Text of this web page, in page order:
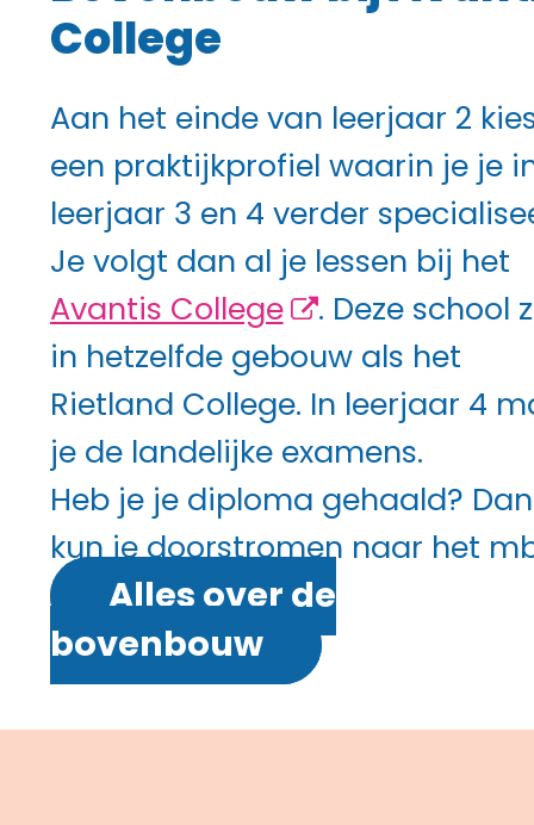
College
Aan het einde van leerjaar 2
een praktijkprofiel waarin je je
leerjaar 3 en 4 verder
Je volgt dan al je lessen bij het
Avantis College
. Deze school
in hetzelfde gebouw als het
Rietland College. In leerjaar 4
je de landelijke examens.
Heb je je diploma gehaald? Dan
kun je doorstromen naar het
Alles over de
bovenbouw